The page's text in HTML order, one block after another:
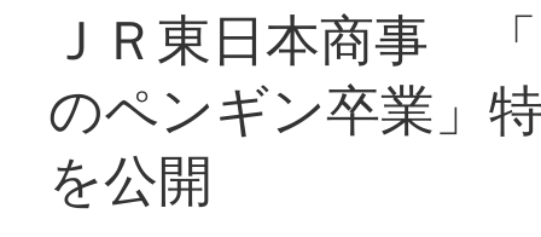
ＪＲ東日本商事
のペンギン卒業」
を公開